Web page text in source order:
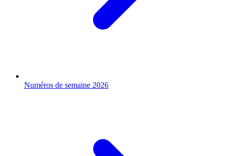
Numéros de semaine 2026